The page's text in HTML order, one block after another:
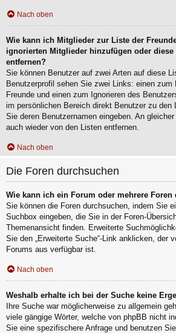
Nach oben
Wie kann ich Mitglieder zur Liste der
ignorierten Mitglieder hinzufügen oder
entfernen?
Sie können Benutzer auf zwei Arten auf diese
Benutzerprofil sehen Sie zwei Links: einen zum
Freunde und einen zum Ignorieren des
im persönlichen Bereich direkt Benutzer zu den
Sie deren Benutzernamen eingeben. An
auch wieder von den Listen entfernen.
Nach oben
Die Foren durchsuchen
Wie kann ich ein Forum oder mehrere Foren
Sie können die Foren durchsuchen, indem Sie
Suchbox eingeben, die Sie in der Foren-
Themenansicht finden. Erweiterte
Sie den „Erweiterte Suche“-Link anklicken, der
Forums aus verfügbar ist.
Nach oben
Weshalb erhalte ich bei der Suche keine
Ihre Suche war möglicherweise zu allgemein
viele gängige Wörter, welche von phpBB nicht
Sie eine spezifischere Anfrage und benutzen